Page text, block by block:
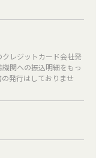
レジットカード会社発
関への振込明細をもっ
発行はしておりませ